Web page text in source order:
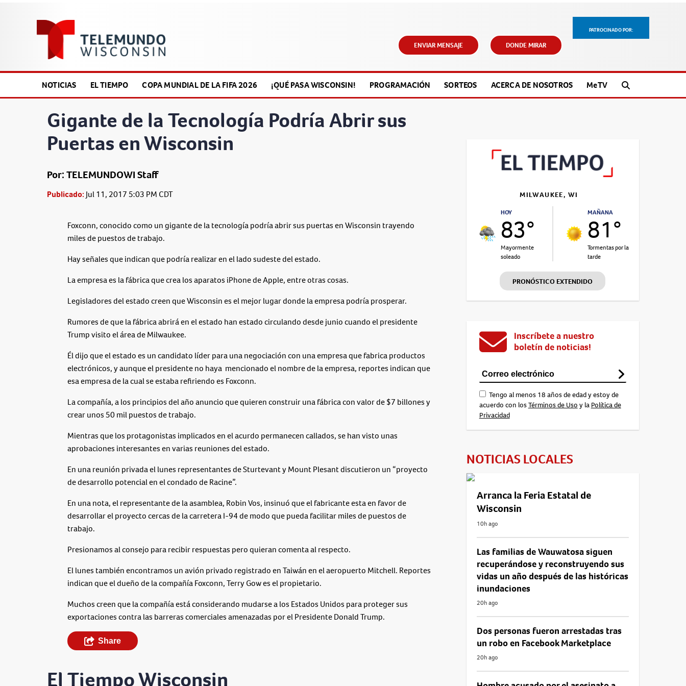
PATROCINADO POR:
ENVIAR MENSAJE DONDE MIRAR
NOTICIAS EL TIEMPO COPA MUNDIAL DE LA FIFA 2026 ¡QUÉ PASA WISCONSIN! PROGRAMACIÓN SORTEOS ACERCA DE NOSOTROS MeTV
Gigante de la Tecnología Podría Abrir sus
Puertas en Wisconsin
Por: TELEMUNDOWI Staff
Publicado: Jul 11, 2017 5:03 PM CDT
Foxconn, conocido como un gigante de la tecnología podría abrir sus puertas en Wisconsin trayendo
miles de puestos de trabajo.
Hay señales que indican que podría realizar en el lado sudeste del estado.
La empresa es la fábrica que crea los aparatos iPhone de Apple, entre otras cosas.
Legisladores del estado creen que Wisconsin es el mejor lugar donde la empresa podría prosperar.
Rumores de que la fábrica abrirá en el estado han estado circulando desde junio cuando el presidente
Trump visito el área de Milwaukee.
Él dijo que el estado es un candidato líder para una negociación con una empresa que fabrica productos
electrónicos, y aunque el presidente no haya mencionado el nombre de la empresa, reportes indican que
esa empresa de la cual se estaba refiriendo es Foxconn.
La compañía, a los principios del año anuncio que quieren construir una fábrica con valor de $7 billones y
crear unos 50 mil puestos de trabajo.
Mientras que los protagonistas implicados en el acurdo permanecen callados, se han visto unas
aprobaciones interesantes en varias reuniones del estado.
En una reunión privada el lunes representantes de Sturtevant y Mount Plesant discutieron un “proyecto
de desarrollo potencial en el condado de Racine”.
En una nota, el representante de la asamblea, Robin Vos, insinuó que el fabricante esta en favor de
desarrollar el proyecto cercas de la carretera I-94 de modo que pueda facilitar miles de puestos de
trabajo.
Presionamos al consejo para recibir respuestas pero quieran comenta al respecto.
El lunes también encontramos un avión privado registrado en Taiwán en el aeropuerto Mitchell. Reportes
indican que el dueño de la compañía Foxconn, Terry Gow es el propietario.
Muchos creen que la compañía está considerando mudarse a los Estados Unidos para proteger sus
exportaciones contra las barreras comerciales amenazadas por el Presidente Donald Trump.
Share
El Tiempo Wisconsin
MILWAUKEE, WI
HOY
83°
Mayormente
soleado
MAÑANA
81°
Tormentas por la
tarde
PRONÓSTICO EXTENDIDO
Inscríbete a nuestro
boletín de noticias!
Tengo al menos 18 años de edad y estoy de
acuerdo con losTérminos de Uso y la Política de
Privacidad
NOTICIAS LOCALES
Arranca la Feria Estatal de
Wisconsin
10h ago
Las familias de Wauwatosa siguen
recuperándose y reconstruyendo sus
vidas un año después de las históricas
inundaciones
20h ago
Dos personas fueron arrestadas tras
un robo en Facebook Marketplace
20h ago